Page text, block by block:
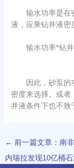
输水功率是在密
液，应乘钻井液密
输水功率*钻井
因此，砂泵的
密度来选择。或者
井液条件下也不致
← 前一篇文章：南
内瑞拉发现10亿桶